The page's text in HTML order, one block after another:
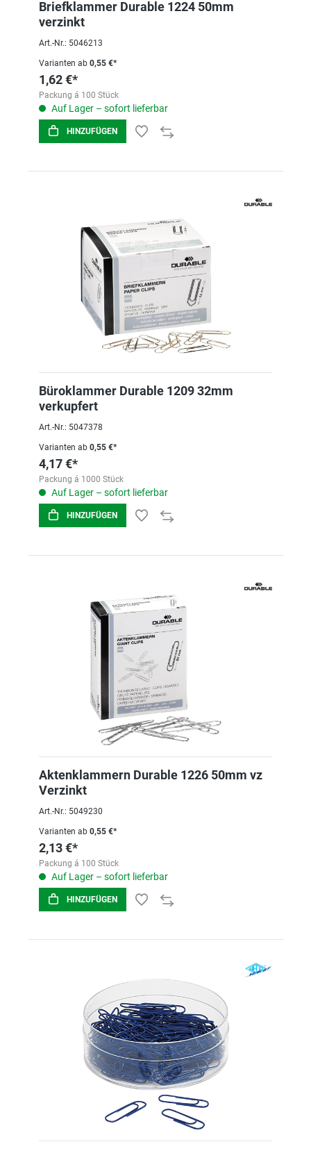
Briefklammer Durable 1224 50mm
verzinkt
Art.-Nr.: 5046213
Varianten ab 0,55 €*
1,62 €*
Packung á 100 Stück
Auf Lager – sofort lieferbar
HINZUFÜGEN
Büroklammer Durable 1209 32mm
verkupfert
Art.-Nr.: 5047378
Varianten ab 0,55 €*
4,17 €*
Packung á 1000 Stück
Auf Lager – sofort lieferbar
HINZUFÜGEN
Aktenklammern Durable 1226 50mm vz
Verzinkt
Art.-Nr.: 5049230
Varianten ab 0,55 €*
2,13 €*
Packung á 100 Stück
Auf Lager – sofort lieferbar
HINZUFÜGEN